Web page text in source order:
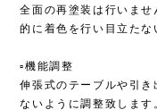
全面の再塗装は行いま
的に着色を行い目立たな
▫︎機能調整
伸張式のテーブルや引
ないように調整致します